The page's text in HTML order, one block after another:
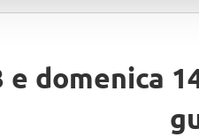
e domenica